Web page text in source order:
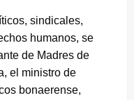
sindicales,
humanos, se
de Madres de
el ministro de
bonaerense,